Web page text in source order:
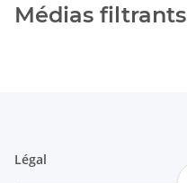
Médias filtrants
Légal